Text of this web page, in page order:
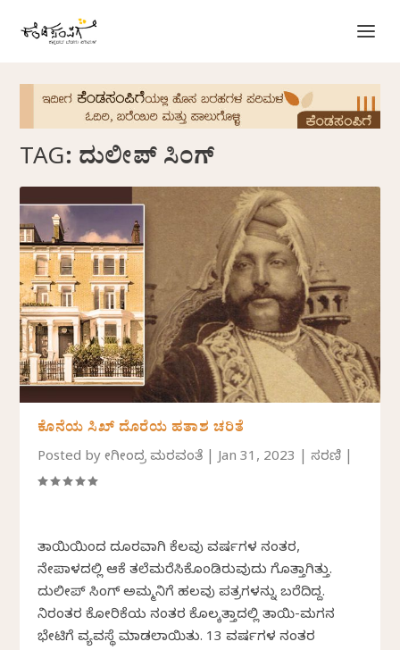
TAG: ದುಲೀಪ್ ಸಿಂಗ್
ಕೊನೆಯ ಸಿಖ್ ದೊರೆಯ ಹತಾಶ ಚರಿತೆ
Posted byಯೋಗೀಂದ್ರ ಮರವಂತೆ |Jan 31, 2023 |ಸರಣಿ
ತಾಯಿಯಿಂದ ದೂರವಾಗಿ ಕೆಲವು ವರ್ಷಗಳ ನಂತರ,
ನೇಪಾಳದಲ್ಲಿ ಆಕೆ ತಲೆಮರೆಸಿಕೊಂಡಿರುವುದು ಗೊತ್ತಾಗಿತ್ತು.
ದುಲೀಪ್ ಸಿಂಗ್ ಅಮ್ಮನಿಗೆ ಹಲವು ಪತ್ರಗಳನ್ನು ಬರೆದಿದ್ದ.
ನಿರಂತರ ಕೋರಿಕೆಯ ನಂತರ ಕೊಲ್ಕತ್ತಾದಲ್ಲಿ ತಾಯಿ-ಮಗನ
ಭೇಟಿಗೆ ವ್ಯವಸ್ಥೆ ಮಾಡಲಾಯಿತು. 13 ವರ್ಷಗಳ ನಂತರ